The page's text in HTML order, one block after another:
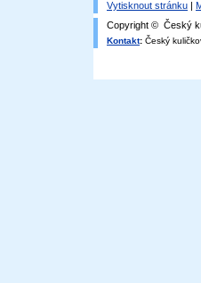
Vytisknout stránku |
Copyright © Český
Kontakt: Český